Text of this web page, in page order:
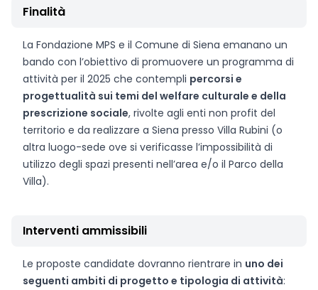
Finalità
La Fondazione MPS e il Comune di Siena emanano un
bando con l’obiettivo di promuovere un programma di
attività per il 2025 che contempli percorsi e
progettualità sui temi del welfare culturale e della
prescrizione sociale, rivolte agli enti non profit del
territorio e da realizzare a Siena presso Villa Rubini (o
altra luogo-sede ove si verificasse l’impossibilità di
utilizzo degli spazi presenti nell’area e/o il Parco della
Villa).
Interventi ammissibili
Le proposte candidate dovranno rientrare in uno dei
seguenti ambiti di progetto e tipologia di attività: